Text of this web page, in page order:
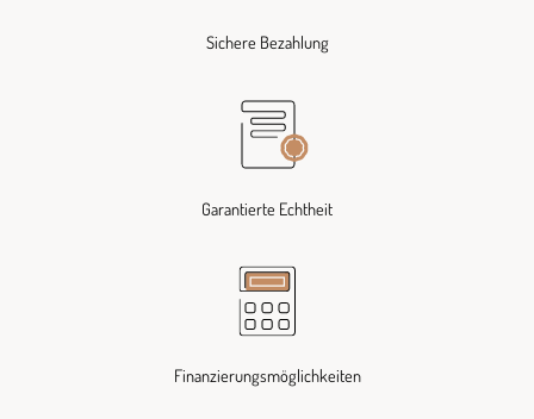
Sichere Bezahlung
Garantierte Echtheit
Finanzierungsmöglichkeiten